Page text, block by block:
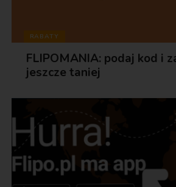
RABATY
FLIPOMANIA: podaj kod i
jeszcze taniej